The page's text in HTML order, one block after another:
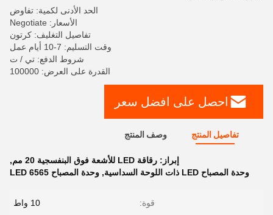
الحد الأدنى لكمية: تفاوض
الأسعار: Negotiate
تفاصيل التغليف: كرتون
وقت التسليم: 7-10 أيام عمل
شروط الدفع: تي / ت
القدرة على العرض: 100000
احصل على افضل سعر
تفاصيل المنتج وصف المنتج
إبراز: رقاقة LED للأشعة فوق البنفسجية 20 مم
,
وحدة المصباح LED ذات اللوحة السداسية
, وحدة المصباح LED 6565
قوة: 10 واط